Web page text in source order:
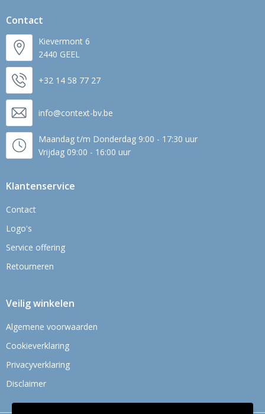
Contact
Kievermont 6
2440 GEEL
+32 14 58 77 27
info@context-bv.be
Maandag t/m Donderdag 9:00 - 17:30 uur
Vrijdag 09:00 - 16:00 uur
Klantenservice
Contact
Logo's
Service offering
Retourneren
Veilig winkelen
Algemene voorwaarden
Cookieverklaring
Privacyverklaring
Disclaimer